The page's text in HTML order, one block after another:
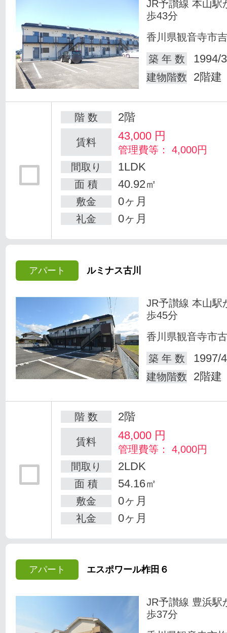
JR予讃線 本山駅
歩43分
香川県観音寺市
築 年 数
1994/
建物階数 2階建
階 数 2階
賃料 43,000 円
管理費等： 4,000円
間取り
1LDK
面 積 40.92㎡
敷金 0ヶ月
礼金 0ヶ月
アパート ルミナス古川
JR予讃線 本山駅
歩45分
香川県観音寺市
築 年 数
1997/
建物階数 2階建
階 数 2階
賃料 48,000 円
管理費等： 4,000円
間取り
2LDK
面 積 54.16㎡
敷金 0ヶ月
礼金 0ヶ月
アパート エスポワール柞田６
JR予讃線 豊浜駅
歩37分